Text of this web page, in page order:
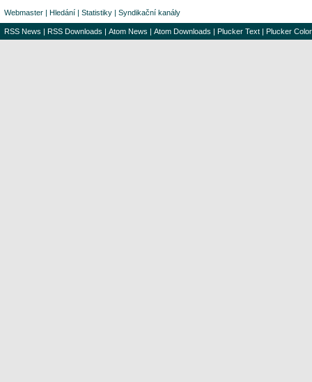
Webmaster | Hledání | Statistiky | Syndikační kanály
RSS News | RSS Downloads | Atom News | Atom Downloads | Plucker Text | Plucker Color